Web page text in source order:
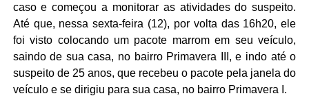
caso e começou a monitorar as atividades do suspeito.
Até que, nessa sexta-feira (12), por volta das 16h20, ele
foi visto colocando um pacote marrom em seu veículo,
saindo de sua casa, no bairro Primavera III, e indo até o
suspeito de 25 anos, que recebeu o pacote pela janela do
veículo e se dirigiu para sua casa, no bairro Primavera I.